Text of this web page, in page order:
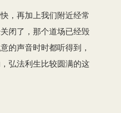
，再加上我们附近经常
闭了，那个道场已经毁
声音时时都听得到，
弘法利生比较圆满的这